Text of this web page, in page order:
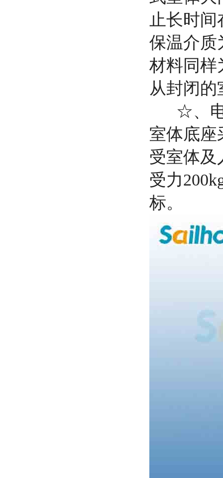
止长时
保温介质
材料同样
从封闭
☆、电
室体底座
受室体及
受力
标。